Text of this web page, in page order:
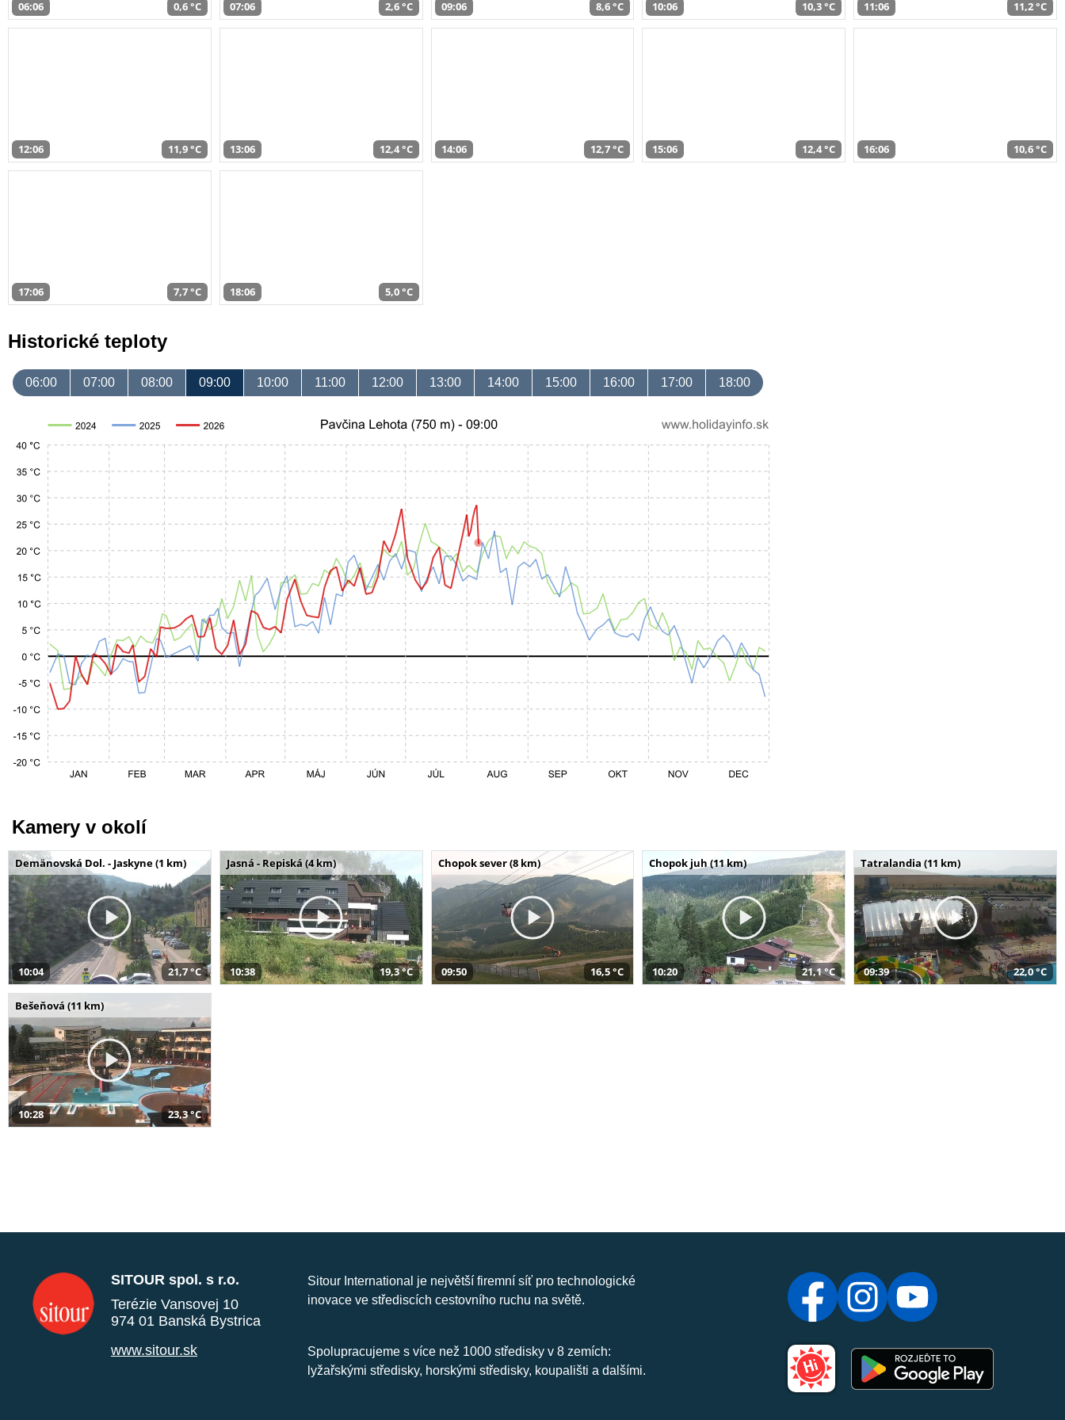
06:06 0,6 °C 07:06 2,6 °C 09:06 8,6 °C 10:06 10,3 °C 11:06 11,2 °C
12:06 11,9 °C 13:06 12,4 °C 14:06 12,7 °C 15:06 12,4 °C 16:06 10,6 °C
17:06 7,7 °C 18:06 5,0 °C
Historické teploty
06:00 07:00 08:00 09:00 10:00 11:00 12:00 13:00 14:00 15:00 16:00 17:00 18:00
Kamery v okolí
Demänovská Dol. - Jaskyne (1 km)
10:04 21,7 °C
Jasná - Repiská (4 km)
10:38 19,3 °C
Chopok sever (8 km)
09:50 16,5 °C
Chopok juh (11 km)
10:20 21,1 °C
Tatralandia (11 km)
09:39 22,0 °C
Bešeňová (11 km)
10:28 23,3 °C
SITOUR spol. s r.o.
Terézie Vansovej 10
974 01 Banská Bystrica
www.sitour.sk
Sitour International je největší firemní síť pro technologické
inovace ve střediscích cestovního ruchu na světě.
Spolupracujeme s více než 1000 středisky v 8 zemích:
lyžařskými středisky, horskými středisky, koupališti a dalšími.